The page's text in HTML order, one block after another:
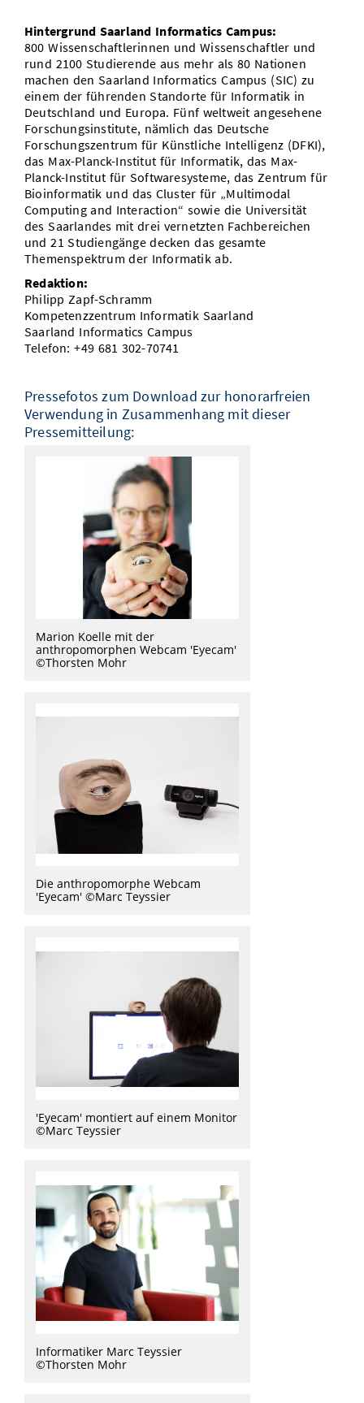
Hintergrund Saarland Informatics Campus:
800 Wissenschaftlerinnen und Wissenschaftler und
rund 2100 Studierende aus mehr als 80 Nationen
machen den Saarland Informatics Campus (SIC) zu
einem der führenden Standorte für Informatik in
Deutschland und Europa. Fünf weltweit angesehene
Forschungsinstitute, nämlich das Deutsche
Forschungszentrum für Künstliche Intelligenz (DFKI),
das Max-Planck-Institut für Informatik, das Max-
Planck-Institut für Softwaresysteme, das Zentrum für
Bioinformatik und das Cluster für „Multimodal
Computing and Interaction“ sowie die Universität
des Saarlandes mit drei vernetzten Fachbereichen
und 21 Studiengänge decken das gesamte
Themenspektrum der Informatik ab.
Redaktion:
Philipp Zapf-Schramm
Kompetenzzentrum Informatik Saarland
Saarland Informatics Campus
Telefon: +49 681 302-70741
Pressefotos zum Download zur honorarfreien
Verwendung in Zusammenhang mit dieser
Pressemitteilung:
Marion Koelle mit der
anthropomorphen Webcam 'Eyecam'
©Thorsten Mohr
Die anthropomorphe Webcam
'Eyecam' ©Marc Teyssier
'Eyecam' montiert auf einem Monitor
©Marc Teyssier
Informatiker Marc Teyssier
©Thorsten Mohr